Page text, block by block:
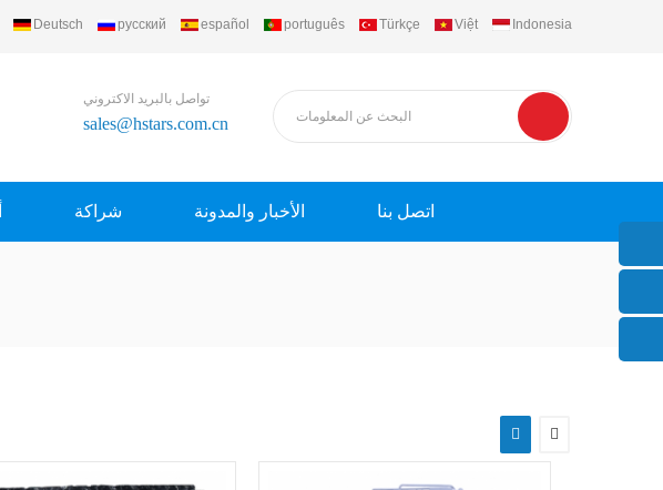
Deutsch русский español português Türkçe Việt Indonesia
تواصل بالبريد الاكتروني
sales@hstars.com.cn
شراكة الأخبار والمدونة اتصل بنا